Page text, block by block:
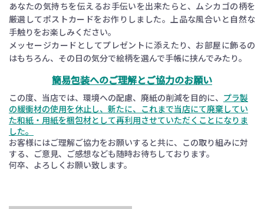
あなたの気持ちを伝えるお手伝いを出来たらと、ムシカゴの柄を
厳選してポストカードをお作りしました。上品な風合いと自然な
手触りをお楽しみください。
メッセージカードとしてプレゼントに添えたり、お部屋に飾るの
はもちろん、その日の気分で絵柄を選んで手帳に挟んでみたり。
簡易包装へのご理解とご協力のお願い
この度、当店では、環境への配慮、廃紙の削減を目的に、 プラ製
の緩衝材の使用を休止し、新たに、これまで当店にて廃棄してい
た和紙・用紙を梱包材として再利用させていただくことになりま
した。
お客様にはご理解ご協力をお願いすると共に、この取り組みに対
する、ご意見、ご感想なども随時お待ちしております。
何卒、よろしくお願い致します。